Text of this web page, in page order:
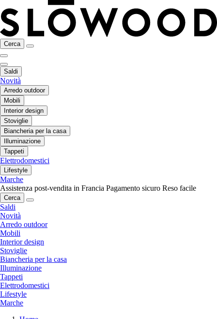
Cerca
Saldi
Novità
Arredo outdoor
Mobili
Interior design
Stoviglie
Biancheria per la casa
Illuminazione
Tappeti
Elettrodomestici
Lifestyle
Marche
Assistenza post-vendita in Francia Pagamento sicuro Reso facile
Cerca
Saldi
Novità
Arredo outdoor
Mobili
Interior design
Stoviglie
Biancheria per la casa
Illuminazione
Tappeti
Elettrodomestici
Lifestyle
Marche